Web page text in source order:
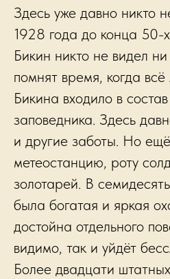
Здесь уже давно никто
1928 года до конца 50-
Бикин никто не видел
помнят время, когда
Бикина входило в
заповедника. Здесь
и другие заботы. Но
метеостанцию, роту
золотарей. В
была богатая и яркая
достойна отдельного
видимо, так и уйдёт
Более двадцати